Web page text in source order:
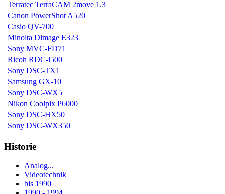
Terratec TerraCAM 2move 1.3
Canon PowerShot A520
Casio QV-700
Minolta Dimage E323
Sony MVC-FD71
Ricoh RDC-i500
Sony DSC-TX1
Samsung GX-10
Sony DSC-WX5
Nikon Coolpix P6000
Sony DSC-HX50
Sony DSC-WX350
Historie
Analog...
Videotechnik
bis 1990